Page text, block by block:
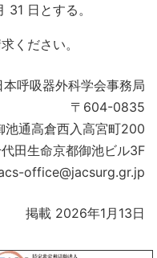
日とする。
ください。
本呼吸器外科学会事務局
〒604-0835
池通高倉西入高宮町200
田生命京都御池ビル3F
office@jacsurg.gr.jp
掲載 2026年1月13日